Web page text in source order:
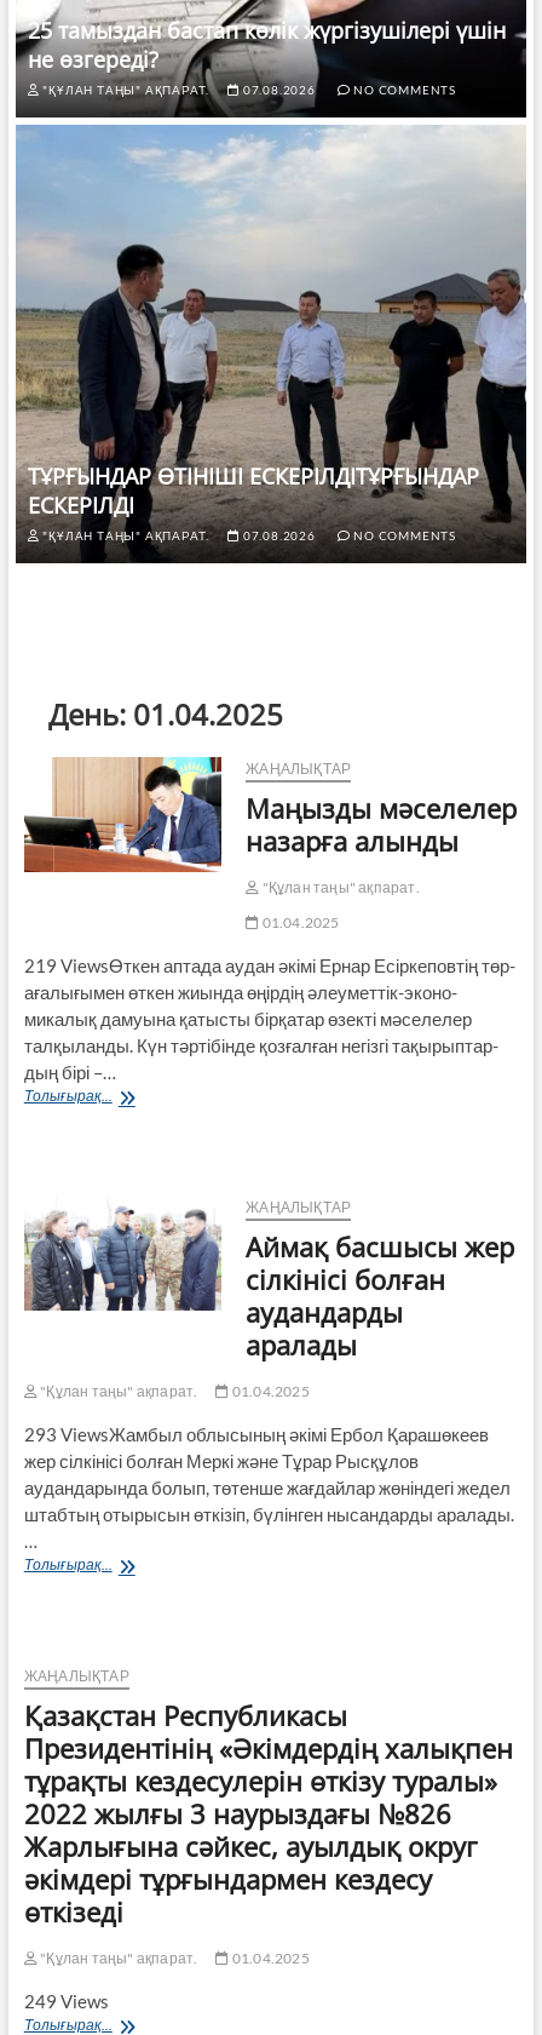
25 тамыздан бастап көлік жүргізушілері үшін
не өзгереді?
"ҚҰЛАН ТАҢЫ" АҚПАРАТ. 07.08.2026 NO COMMENTS
ТҰРҒЫНДАР ӨТІНІШІ ЕСКЕРІЛДІТҰРҒЫНДАР
ЕСКЕРІЛДІ
"ҚҰЛАН ТАҢЫ" АҚПАРАТ. 07.08.2026 NO COMMENTS
День: 01.04.2025
ЖАҢАЛЫҚТАР
Маңызды мәселелер
назарға алынды
"Құлан таңы" ақпарат.
01.04.2025
219 ViewsӨткен аптада аудан әкімі Ернар Есіркеповтің төр­
аға­лығы­мен өткен жиында өңірдің әлеуметтік-эконо­
микалық дамуына қатысты бірқатар өзекті мәселе­лер
талқыланды. Күн тәртібінде қозғалған негізгі тақырып­тар­
дың бірі –…
Толығырақ...
Маңызды
ЖАҢАЛЫҚТАР
Аймақ басшысы жер
сілкінісі болған
аудандарды
аралады
"Құлан таңы" ақпарат. 01.04.2025
293 ViewsЖамбыл облысының әкімі Ербол Қарашөкеев
жер сілкінісі болған Меркі және Тұрар Рысқұлов
аудандарында болып, төтенше жағдайлар жөніндегі жедел
штабтың отырысын өткізіп, бүлінген нысандарды аралады.
Толығырақ...
Аймақ
аудандарды
аралады
ЖАҢАЛЫҚТАР
Қазақстан Республикасы
Президентінің «Әкімдердің халықпен
тұрақты кездесулерін өткізу туралы»
2022 жылғы 3 наурыздағы №826
Жарлығына сәйкес, ауылдық округ
әкімдері тұрғындармен кездесу
өткізеді
"Құлан таңы" ақпарат. 01.04.2025
249 Views
Толығырақ... Қазақстан